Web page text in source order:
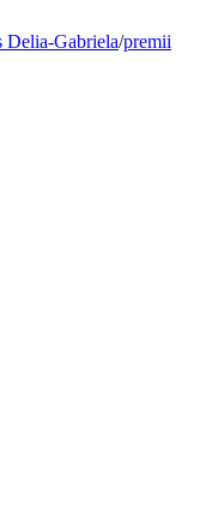
Delia-Gabriela/premii